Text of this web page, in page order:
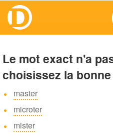
Le mot exact n'a
choisissez la
master
microter
mister